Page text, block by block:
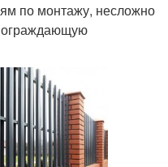
по монтажу, несложно
ограждающую